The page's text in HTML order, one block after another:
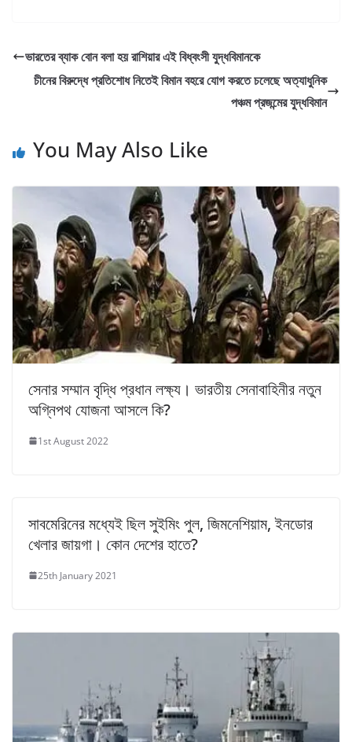
ভারতের ব্যাক বোন বলা হয় রাশিয়ার এই বিধ্বংসী যুদ্ধবিমানকে
চীনের বিরুদ্ধে প্রতিশোধ নিতেই বিমান বহরে যোগ করতে চলেছে অত্যাধুনিক
পঞ্চম প্রজন্মের যুদ্ধবিমান
You May Also Like
সেনার সম্মান বৃদ্ধি প্রধান লক্ষ্য। ভারতীয় সেনাবাহিনীর নতুন
অগ্নিপথ যোজনা আসলে কি?
1st August 2022
সাবমেরিনের মধ্যেই ছিল সুইমিং পুল, জিমনেশিয়াম, ইনডোর
খেলার জায়গা। কোন দেশের হাতে?
25th January 2021